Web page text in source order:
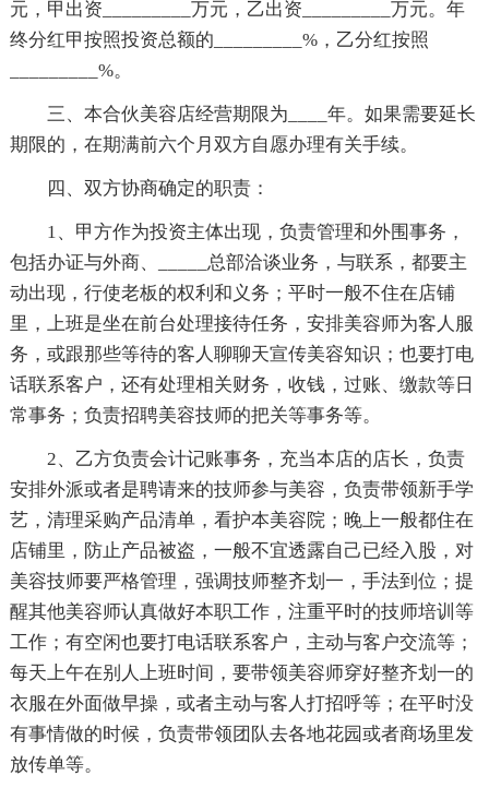
元，甲出资_________万元，乙出资_________万元。年
终分红甲按照投资总额的_________%，乙分红按照
_________%。
三、本合伙美容店经营期限为____年。如果需要延长
期限的，在期满前六个月双方自愿办理有关手续。
四、双方协商确定的职责：
1、甲方作为投资主体出现，负责管理和外围事务，
包括办证与外商、_____总部洽谈业务，与联系，都要主
动出现，行使老板的权利和义务；平时一般不住在店铺
里，上班是坐在前台处理接待任务，安排美容师为客人服
务，或跟那些等待的客人聊聊天宣传美容知识；也要打电
话联系客户，还有处理相关财务，收钱，过账、缴款等日
常事务；负责招聘美容技师的把关等事务等。
2、乙方负责会计记账事务，充当本店的店长，负责
安排外派或者是聘请来的技师参与美容，负责带领新手学
艺，清理采购产品清单，看护本美容院；晚上一般都住在
店铺里，防止产品被盗，一般不宜透露自己已经入股，对
美容技师要严格管理，强调技师整齐划一，手法到位；提
醒其他美容师认真做好本职工作，注重平时的技师培训等
工作；有空闲也要打电话联系客户，主动与客户交流等；
每天上午在别人上班时间，要带领美容师穿好整齐划一的
衣服在外面做早操，或者主动与客人打招呼等；在平时没
有事情做的时候，负责带领团队去各地花园或者商场里发
放传单等。